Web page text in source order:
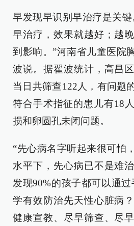
早发现早识别早治疗是关
早治疗，效果就越好；越
到影响。”河南省儿童医院
波说。据翟波统计，高昌
当日共筛查122人，有问题
符合手术指征的患儿有18
损和卵圆孔未闭问题。
“先心病名字听起来很可怕
水平下，先心病已不是难
发现90%的孩子都可以通
学有效防治先天性心脏病
健康宣教、尽早筛查、尽